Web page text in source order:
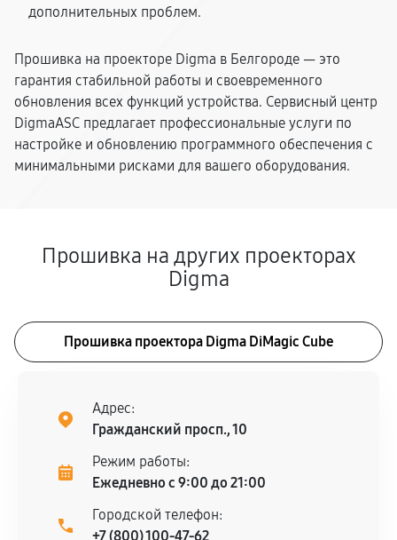
дополнительных проблем.
Прошивка на проекторе Digma в Белгороде — это
гарантия стабильной работы и своевременного
обновления всех функций устройства. Сервисный центр
DigmaASC предлагает профессиональные услуги по
настройке и обновлению программного обеспечения с
минимальными рисками для вашего оборудования.
Прошивка на других проекторах
Digma
Прошивка проектора Digma DiMagic Cube
Адрес:
Гражданский просп., 10
Режим работы:
Ежедневно с 9:00 до 21:00
Городской телефон:
+7 (800) 100-47-62